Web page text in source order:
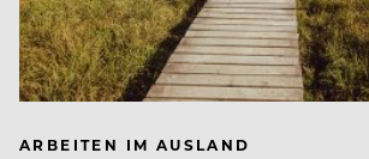
ARBEITEN IM AUSLAND